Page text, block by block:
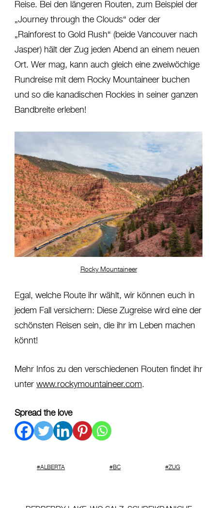
Reise. Bei den längeren Routen, zum Beispiel der
„Journey through the Clouds“ oder der
„Rainforest to Gold Rush“ (beide Vancouver nach
Jasper) hält der Zug jeden Abend an einem neuen
Ort. Wer mag, kann auch gleich eine zweiwöchige
Rundreise mit dem Rocky Mountaineer buchen
und so die kanadischen Rockies in seiner ganzen
Bandbreite erleben!
Rocky Mountaineer
Egal, welche Route ihr wählt, wir können euch in
jedem Fall versichern: Diese Zugreise wird eine der
schönsten Reisen sein, die ihr im Leben machen
könnt!
Mehr Infos zu den verschiedenen Routen findet ihr
unter www.rockymountaineer.com.
Spread the love
ALBERTA BC ZUG